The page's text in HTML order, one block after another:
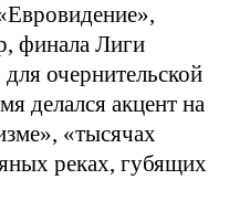
финала Лиги
очернительской
делался акцент на
«тысячах
реках, губящих